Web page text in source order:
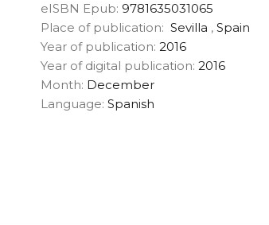
eISBN Epub: 9781635031065
Place of publication: Sevilla , Spain
Year of publication: 2016
Year of digital publication: 2016
Month: December
Language: Spanish